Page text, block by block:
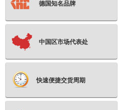
德国知名品牌
中国区市场代表处
快速便捷交货周期